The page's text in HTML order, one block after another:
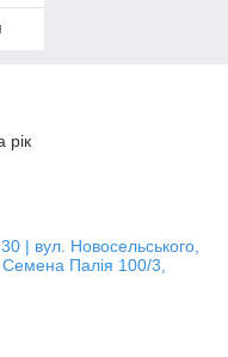
рік
| вул. Новосельського,
Палія 100/3,